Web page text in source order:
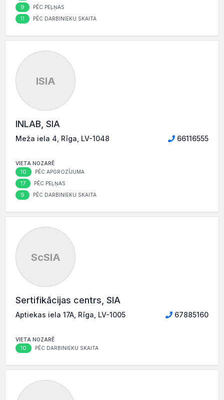
9 PĒC PEĻŅAS
11 PĒC DARBINIEKU SKAITA
ISIA
INLAB, SIA
Meža iela 4, Rīga, LV-1048 66116555
VIETA NOZARĒ
10 PĒC APGROZĪJUMA
17 PĒC PEĻŅAS
9 PĒC DARBINIEKU SKAITA
ScSIA
Sertifikācijas centrs, SIA
Aptiekas iela 17A, Rīga, LV-1005 67885160
VIETA NOZARĒ
10 PĒC DARBINIEKU SKAITA